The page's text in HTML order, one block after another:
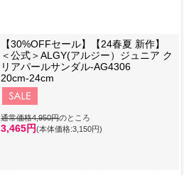
【30%OFFセール】【24春夏 新作】
＜公式＞ALGY(アルジー）ジュニア ク
リアパールサンダル-AG4306
20cm-24cm
通常価格4,950円のところ
3,465円(本体価格:3,150円)